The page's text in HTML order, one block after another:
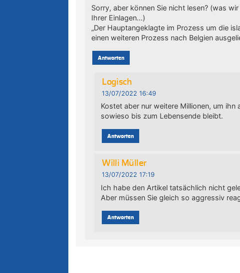
Sorry, aber können Sie nicht lesen? (was
Ihrer Einlagen…)
„Der Hauptangeklagte im Prozess um die
einen weiteren Prozess nach Belgien
Antworten
Logisch
13/07/2022 16:49
Kostet aber nur weitere Millionen, um
sowieso bis zum Lebensende bleibt.
Antworten
Willi Müller
13/07/2022 17:19
Ich habe den Artikel tatsächlich nicht
Aber müssen Sie gleich so aggressiv
Antworten